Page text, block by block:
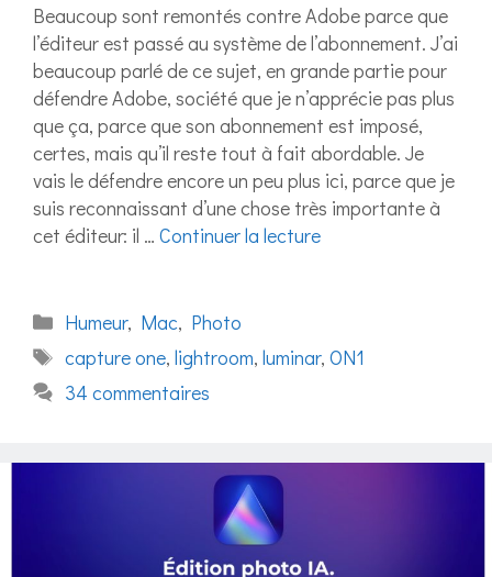
Beaucoup sont remontés contre Adobe parce que
l’éditeur est passé au système de l’abonnement. J’ai
beaucoup parlé de ce sujet, en grande partie pour
défendre Adobe, société que je n’apprécie pas plus
que ça, parce que son abonnement est imposé,
certes, mais qu’il reste tout à fait abordable. Je
vais le défendre encore un peu plus ici, parce que je
suis reconnaissant d’une chose très importante à
cet éditeur: il … Continuer la lecture
Catégories
Humeur, Mac, Photo
Étiquettes
capture one, lightroom, luminar, ON1
34 commentaires